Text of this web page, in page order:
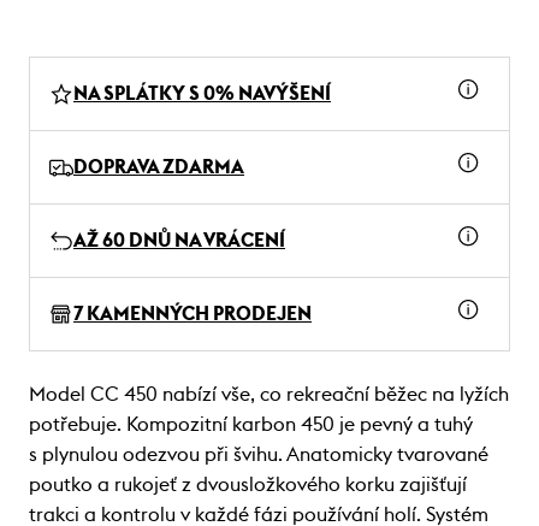
NA SPLÁTKY S 0% NAVÝŠENÍ
DOPRAVA ZDARMA
AŽ 60 DNŮ NA VRÁCENÍ
7 KAMENNÝCH PRODEJEN
Model CC 450 nabízí vše, co rekreační běžec na lyžích
potřebuje. Kompozitní karbon 450 je pevný a tuhý
s plynulou odezvou při švihu. Anatomicky tvarované
poutko a rukojeť z dvousložkového korku zajišťují
trakci a kontrolu v každé fázi používání holí. Systém